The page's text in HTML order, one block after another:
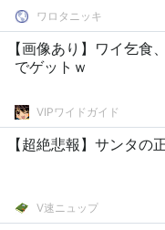
ワロタニッキ
【画像あり】ワイ乞
でゲットｗ
VIPワイドガイド
【超絶悲報】サンタの
V速ニュップ